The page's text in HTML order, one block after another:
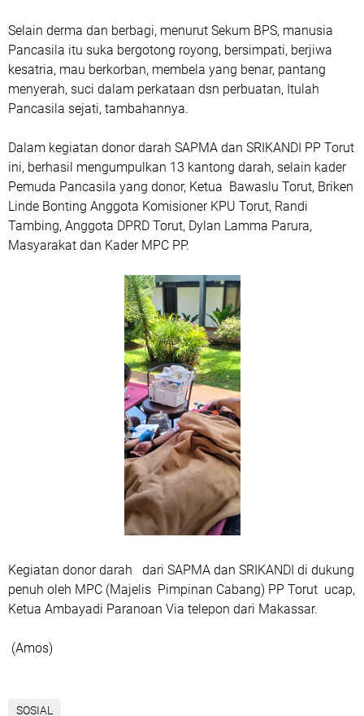
Selain derma dan berbagi, menurut Sekum BPS, manusia
Pancasila itu suka bergotong royong, bersimpati, berjiwa
kesatria, mau berkorban, membela yang benar, pantang
menyerah, suci dalam perkataan dsn perbuatan, Itulah
Pancasila sejati, tambahannya.
Dalam kegiatan donor darah SAPMA dan SRIKANDI PP Torut
ini, berhasil mengumpulkan 13 kantong darah, selain kader
Pemuda Pancasila yang donor, Ketua Bawaslu Torut, Briken
Linde Bonting Anggota Komisioner KPU Torut, Randi
Tambing, Anggota DPRD Torut, Dylan Lamma Parura,
Masyarakat dan Kader MPC PP.
Kegiatan donor darah dari SAPMA dan SRIKANDI di dukung
penuh oleh MPC (Majelis Pimpinan Cabang) PP Torut ucap,
Ketua Ambayadi Paranoan Via telepon dari Makassar.
(Amos)
SOSIAL